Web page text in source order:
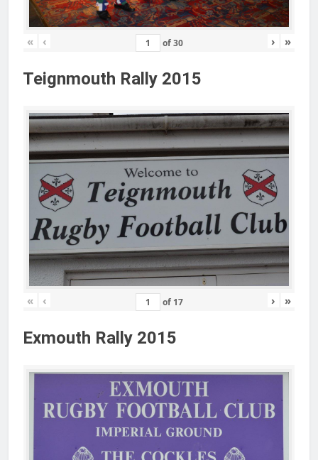
« ‹ of30 › »
Teignmouth Rally 2015
« ‹ of 17 › »
Exmouth Rally 2015